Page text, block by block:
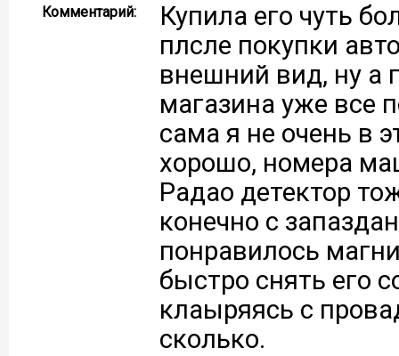
Комментарий:
Купила его чуть
плсле покупки
внешний вид, ну а
магазина уже все
сама я не очень в
хорошо, номера
Радао детектор
конечно с
понравилось
быстро снять его
клаыряясь с
сколько.